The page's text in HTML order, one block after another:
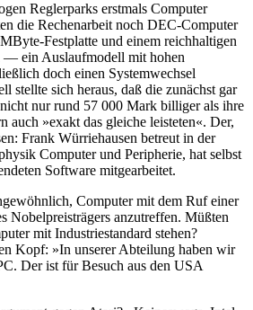
Reglerparks erstmals Computer
die Rechenarbeit noch DEC-Computer
Festplatte und einem reichhaltigen
— ein Auslaufmodell mit hohen
doch einen Systemwechsel
stellte sich heraus, daß die zunächst gar
nur rund 57 000 Mark billiger als ihre
auch »exakt das gleiche leisteten«. Der,
Frank Würriehausen betreut in der
Computer und Peripherie, hat selbst
Software mitgearbeitet.
Computer mit dem Ruf einer
Nobelpreisträgers anzutreffen. Müßten
mit Industriestandard stehen?
Kopf: »In unserer Abteilung haben wir
Der ist für Besuch aus den USA